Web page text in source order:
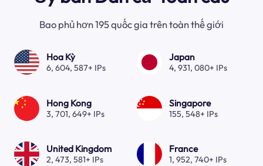
Bao phủ hơn 195 quốc gia trên toàn thế giới
Hoa Kỳ
6, 604, 587+ IPs
Japan
4, 931, 080+ IPs
Hong Kong
3, 701, 649+ IPs
Singapore
155, 548+ IPs
United Kingdom
2, 473, 581+ IPs
France
1, 952, 740+ IPs